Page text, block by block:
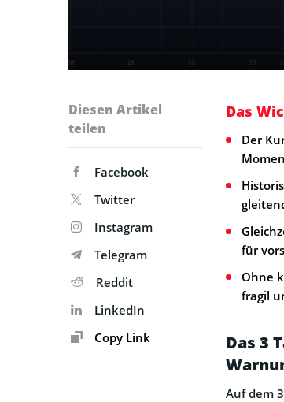
Diesen Artikel
teilen
Facebook
Twitter
Instagram
Telegram
Reddit
LinkedIn
Copy Link
Das
Der
für
Ohne
fragil
Das 3
Auf dem